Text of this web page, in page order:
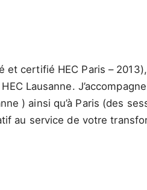
certifié HEC Paris –
Lausanne.
) ainsi qu’à Paris (des
au service de votre